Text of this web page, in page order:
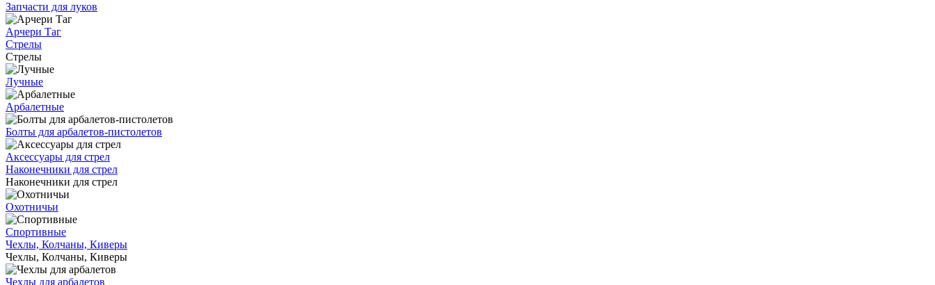
Запчасти для луков
Арчери Таг
Стрелы
Стрелы
Лучные
Арбалетные
Болты для арбалетов-пистолетов
Аксессуары для стрел
Наконечники для стрел
Наконечники для стрел
Охотничьи
Спортивные
Чехлы, Колчаны, Киверы
Чехлы, Колчаны, Киверы
Чехлы для арбалетов